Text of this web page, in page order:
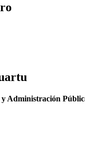
y Administración